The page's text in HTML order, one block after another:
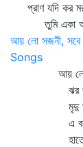
প্রাণ যদি কর
তুমি একা আর
আয় লো সজনী, সবে
Songs
আয় লো
ঝর ঝর
মৃদু মৃদু গুরু
এ বরষা-
হাতে